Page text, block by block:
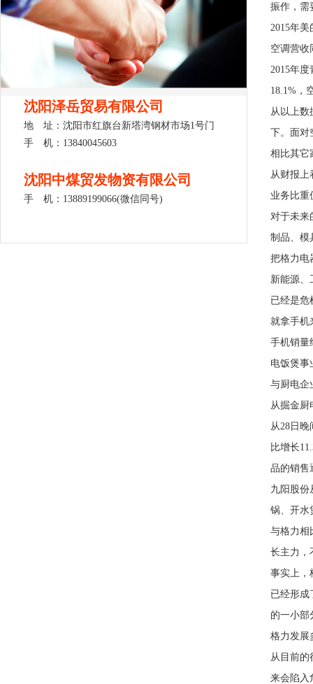
沈阳泽岳贸易有限公司
地 址：沈阳市红旗台新塔湾钢材市场1号门
手 机：13840045603
沈阳中煤贸发物资有限公司
手 机：13889199066(微信同号)
振作，需
2015年
空调营收
2015年
18.1%，
从以上数
下。面对
相比其它
从财报上
业务比重
对于未来
制品、模
把格力电
新能源、
已经是危
就拿手机
手机销量
电饭煲事
与厨电企
从掘金厨
从28日晚
比增长
品的销售
九阳股份
锅、开水
与格力相
长主力，
事实上，
已经形成
的一小部
格力发展
从目前的
来会陷入